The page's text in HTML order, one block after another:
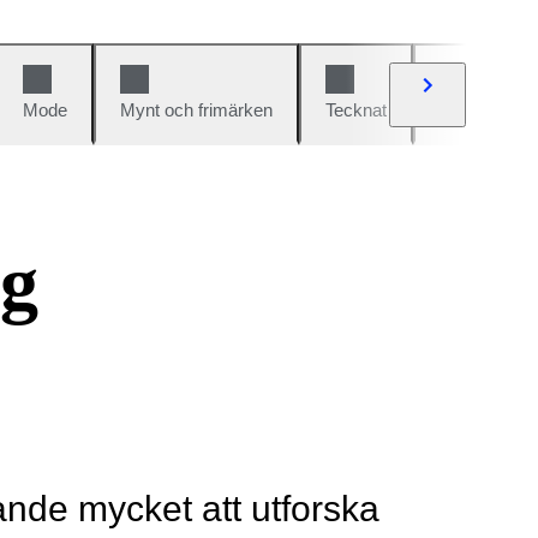
Mode Mynt och frimärken Tecknat
mycket att utforska